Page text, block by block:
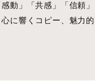
動」「共感」「信頼
に響くコピー、魅力